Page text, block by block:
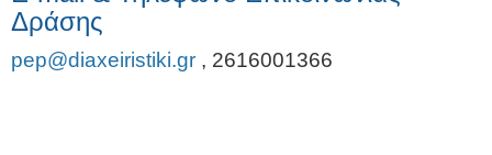
Δράσης
pep@diaxeiristiki.gr , 2616001366